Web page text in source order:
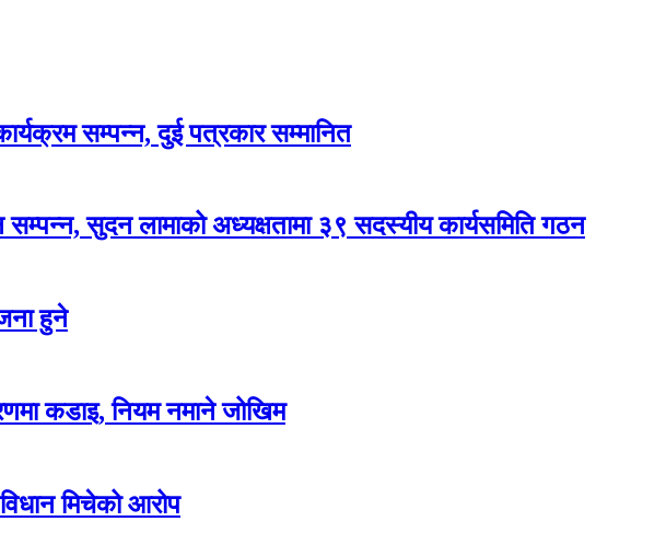
सम्पन्न, दुई पत्रकार सम्मानित
सुदन लामाको अध्यक्षतामा ३९ सदस्यीय कार्यसमिति गठन
हुने
कडाइ, नियम नमाने जोखिम
मिचेको आरोप